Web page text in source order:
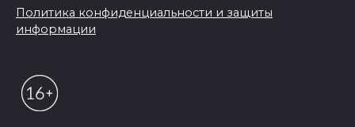
Политика конфиденциальности и защиты
информации